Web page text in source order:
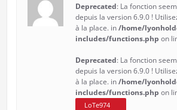
Deprecated: La fonction
depuis la version 6.9.0 !
à la place. in/home/
includes/functions.php on
Deprecated: La fonction
depuis la version 6.9.0 !
à la place. in/home/
includes/functions.php on
LoTe974